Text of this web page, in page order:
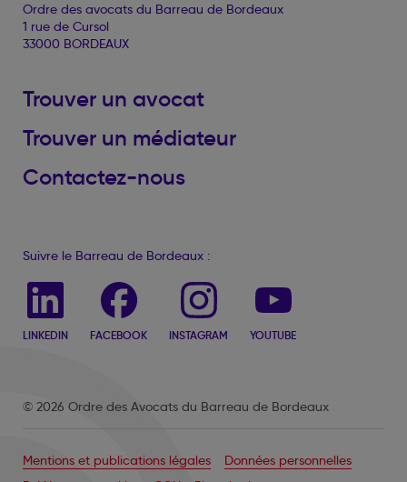
Ordre des avocats du Barreau de Bordeaux
1 rue de Cursol
33000 BORDEAUX
Trouver un avocat
Trouver un médiateur
Contactez-nous
Suivre le Barreau de Bordeaux :
LINKEDIN FACEBOOK INSTAGRAM YOUTUBE
© 2026 Ordre des Avocats du Barreau de Bordeaux
Mentions et publications légales
Données personnelles